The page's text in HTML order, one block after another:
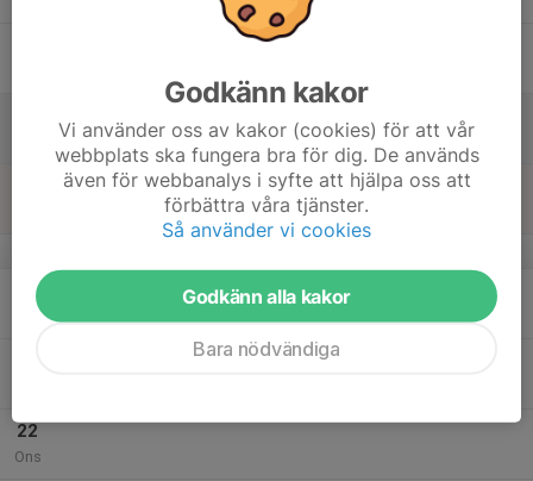
20
Mån
22
Ons
Godkänn kakor
Vi använder oss av kakor (cookies) för att vår
webbplats ska fungera bra för dig. De används
även för webbanalys i syfte att hjälpa oss att
förbättra våra tjänster.
Så använder vi cookies
Godkänn alla kakor
Bara nödvändiga